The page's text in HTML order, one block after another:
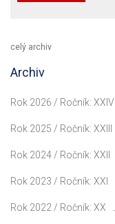
celý archiv
Archiv
Rok 2026 / Ročník: XXIV
Rok 2025 / Ročník: XXIII
Rok 2024 / Ročník: XXII
Rok 2023 / Ročník: XXI
Rok 2022 / Ročník: XX